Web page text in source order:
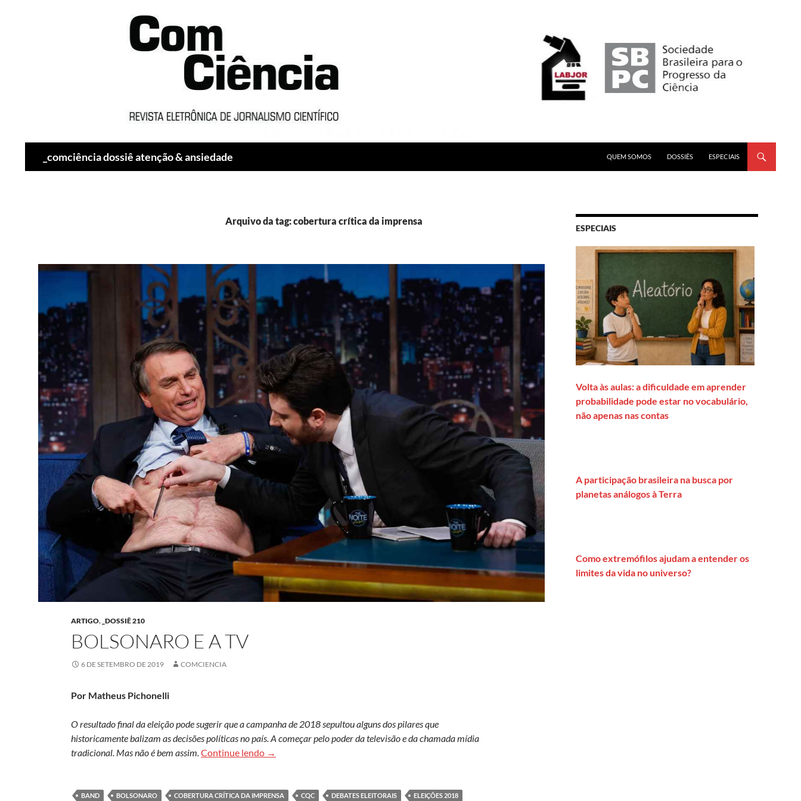
_comciência dossiê atenção & ansiedade
QUEM SOMOS
DOSSIÊS ESPECIAIS
Arquivo da tag: cobertura crítica da imprensa
ARTIGO, _DOSSIÊ 210
BOLSONARO E A TV
6 DE SETEMBRO DE 2019 COMCIENCIA
Por Matheus Pichonelli
O resultado final da eleição pode sugerir que a campanha de 2018 sepultou alguns dos pilares que
historicamente balizam as decisões políticas no país. A começar pelo poder da televisão e da chamada mídia
tradicional. Mas não é bem assim. Continue lendo Bolsonaro e a TV
→
BAND BOLSONARO COBERTURA CRÍTICA DA IMPRENSA CQC DEBATES ELEITORAIS ELEIÇÕES 2018
ESPECIAIS
Volta às aulas: a dificuldade em aprender
probabilidade pode estar no vocabulário,
não apenas nas contas
A participação brasileira na busca por
planetas análogos à Terra
Como extremófilos ajudam a entender os
limites da vida no universo?